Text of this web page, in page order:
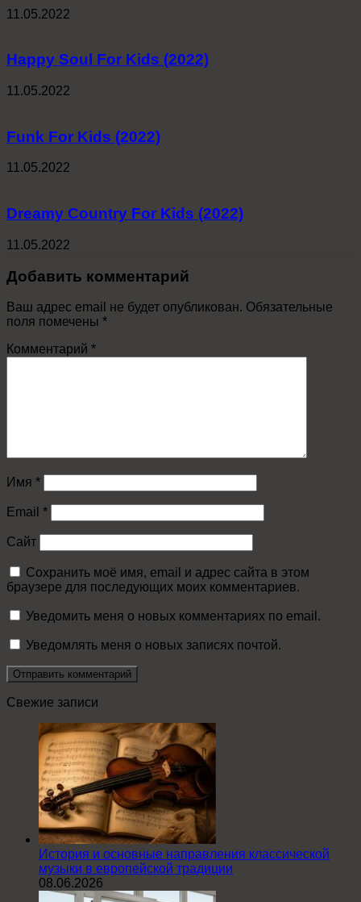
11.05.2022
Happy Soul For Kids (2022)
11.05.2022
Funk For Kids (2022)
11.05.2022
Dreamy Country For Kids (2022)
11.05.2022
Добавить комментарий
Ваш адрес email не будет опубликован. Обязательные
поля помечены *
Комментарий *
Имя *
Email *
Сайт
Сохранить моё имя, email и адрес сайта в этом
браузере для последующих моих комментариев.
Уведомить меня о новых комментариях по email.
Уведомлять меня о новых записях почтой.
Свежие записи
История и основные направления классической
музыки в европейской традиции
08.06.2026